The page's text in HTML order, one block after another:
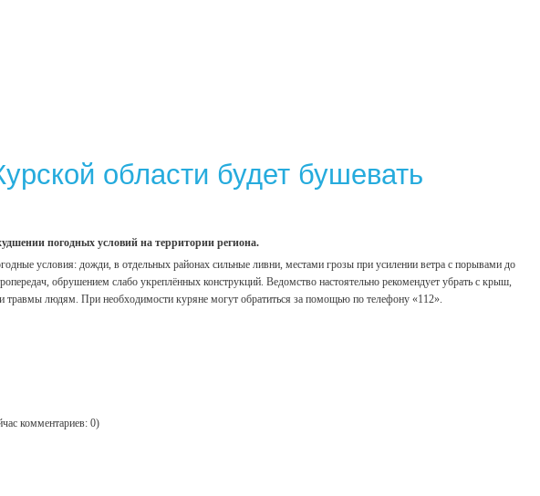
области будет бушевать
погодных условий на территории региона.
условия: дожди, в отдельных районах сильные ливни, местами грозы при усилении ветра с порывами до
обрушением слабо укреплённых конструкций. Ведомство настоятельно рекомендует убрать с крыш,
травмы людям. При необходимости куряне могут обратиться за помощью по телефону «112».
комментариев: 0)